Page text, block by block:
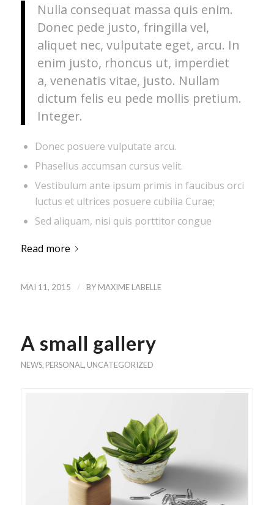
Nulla consequat massa quis enim.
Donec pede justo, fringilla vel,
aliquet nec, vulputate eget, arcu. In
enim justo, rhoncus ut, imperdiet
a, venenatis vitae, justo. Nullam
dictum felis eu pede mollis pretium.
Integer.
Donec posuere vulputate arcu.
Phasellus accumsan cursus velit.
Vestibulum ante ipsum primis in faucibus orci
luctus et ultrices posuere cubilia Curae;
Sed aliquam, nisi quis porttitor congue
Read more
MAI 11, 2015 / BY MAXIME LABELLE
A small gallery
NEWS, PERSONAL , UNCATEGORIZED